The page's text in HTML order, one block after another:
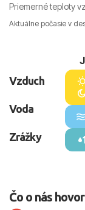
Priemerné teploty
Aktuálne počasie v
Vzduch
Voda
Zrážky
Čo o nás